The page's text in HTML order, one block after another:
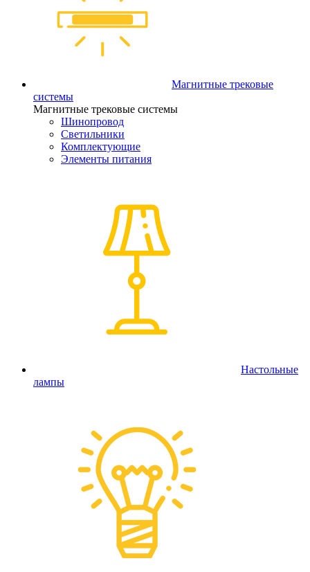
Магнитные трековые
системы
Магнитные трековые системы
Шинопровод
Светильники
Комплектующие
Элементы питания
Настольные
лампы